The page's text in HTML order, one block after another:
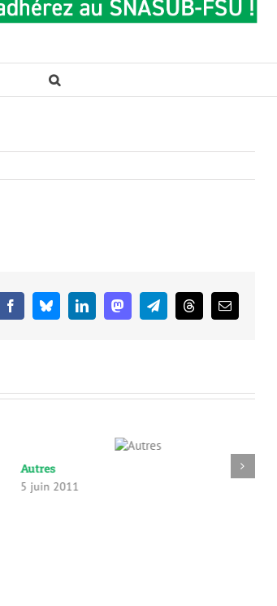
FacebookBlueskyLinkedInMastodonTelegramThreadsEmail
Autres
5 juin 2011